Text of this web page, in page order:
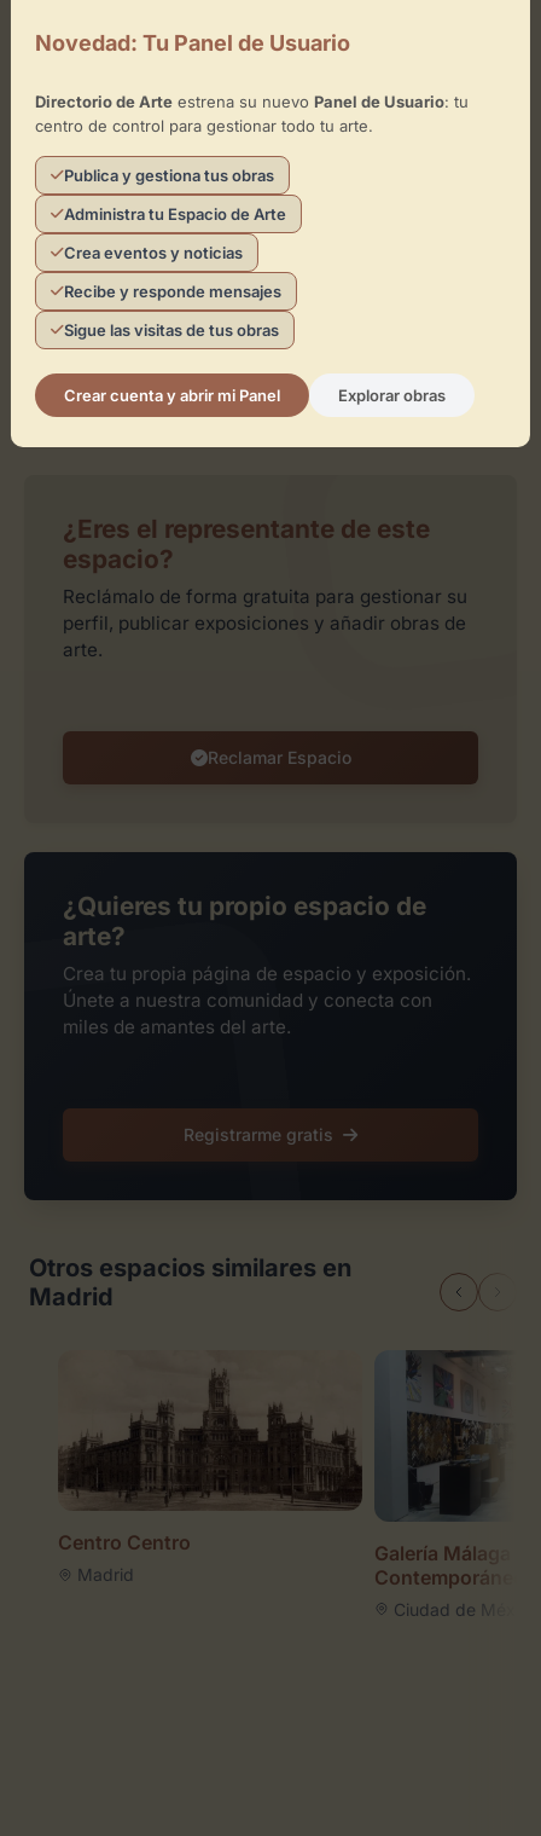
Círculo de Bellas Artes
×
−
Toca el mapa para interactuar
Activar Mapa
¿Eres el representante de este
espacio?
Reclámalo de forma gratuita para gestionar su
perfil, publicar exposiciones y añadir obras de
arte.
Reclamar Espacio
¿Quieres tu propio espacio de
arte?
Crea tu propia página de espacio y exposición.
Únete a nuestra comunidad y conecta con
miles de amantes del arte.
Registrarme gratis
Otros espacios similares en
Madrid
Centro Centro
Madrid
Galería Málaga
Contemporáneo
Ciudad de México
Novedad: Tu Panel de Usuario
Directorio de Arteestrena su nuevo Panel de Usuario: tu
centro de control para gestionar todo tu arte.
Publica y gestiona tus obras
Administra tu Espacio de Arte
Crea eventos y noticias
Recibe y responde mensajes
Sigue las visitas de tus obras
Crear cuenta y abrir mi Panel Explorar obras